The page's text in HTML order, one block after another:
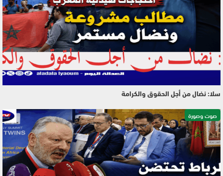
سلا: نضال من أجل الحقوق والكرامة
صوت وصورة